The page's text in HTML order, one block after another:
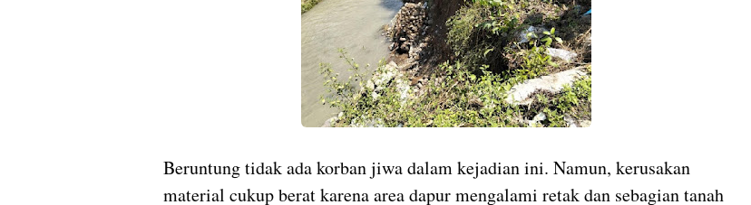
Beruntung tidak ada korban jiwa dalam kejadian ini. Namun, kerusakan
material cukup berat karena area dapur mengalami retak dan sebagian tanah